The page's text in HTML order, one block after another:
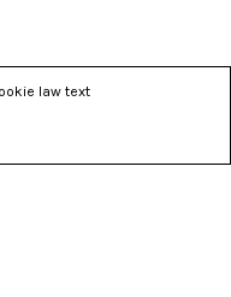
law text